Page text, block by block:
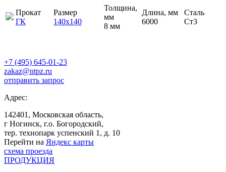
Прокат
ГК
Размер
140х140
Толщина,
мм
8 мм
Длина, мм
6000
Сталь
Ст3
+7 (495) 645-01-23
zakaz@ntpz.ru
отправить запрос
Адрес:
142401, Московская область,
г Ногинск, г.о. Богородский,
тер. технопарк успенский 1, д. 10
Перейти на Яндекс карты
схема проезда
ПРОДУКЦИЯ